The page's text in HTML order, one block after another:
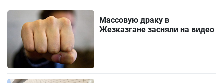
Массовую драку в
Жезказгане засняли на видео